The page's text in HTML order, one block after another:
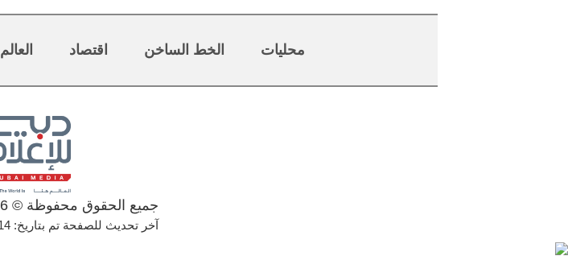
محليات الخط الساخن اقتصاد العالم
جميع الحقوق محفوظة © 2026 مؤسسة دبي
آخر تحديث للصفحة تم بتاريخ: 14 ديسمبر 2018 22:39